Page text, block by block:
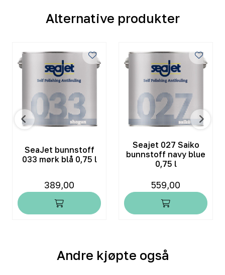
Alternative produkter
SeaJet bunnstoff
033 mørk blå 0,75 l
389,00
Seajet 027 Saiko
bunnstoff navy blue
0,75 l
559,00
Andre kjøpte også